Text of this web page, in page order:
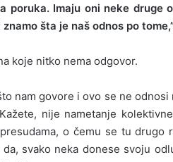
poruka. Imaju oni neke
šta je naš odnos po
koje nitko nema odgovor.
nam govore i ovo se ne
nije nametanje
o čemu se tu
svako neka donese svoju